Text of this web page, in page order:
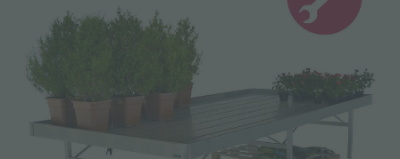
БОЛЬШЕ РЕЗУЛЬТАТОВ ДЛЯ ВАС: